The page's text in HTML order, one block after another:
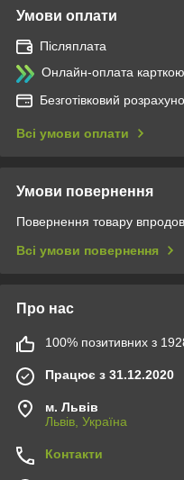
Умови оплати
Післяплата
Онлайн-оплата
Безготівковий
Всі умови оплати
Умови повернення
Повернення товару
Всі умови повернення
Про нас
100% позитивних з 1928
Працює з 31.12.2020
м. Львів
Львів, Україна
Контакти